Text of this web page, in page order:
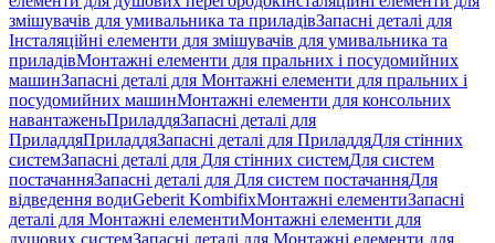
змішувачів для умивальника та приладівЗапасні деталі для
Інсталяційні елементи для змішувачів для умивальника та
приладівМонтажні елементи для пральних і посудомийних
машинЗапасні деталі для Монтажні елементи для пральних і
посудомийних машинМонтажні елементи для консольних
навантаженьПриладдяЗапасні деталі для
ПриладдяПриладдяЗапасні деталі для ПриладдяДля стінних
системЗапасні деталі для Для стінних системДля систем
постачанняЗапасні деталі для Для систем постачанняДля
відведення водиGeberit KombifixМонтажні елементиЗапасні
деталі для Монтажні елементиМонтажні елементи для
душових системЗапасні деталі для Монтажні елементи для